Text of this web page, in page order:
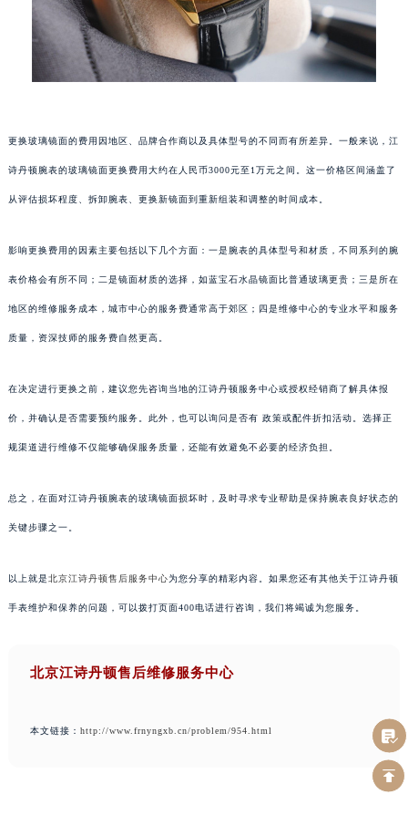
更换玻璃镜面的费用因地区、品牌合作商以及具体型号的不同而有所差异。一般来说，江
诗丹顿腕表的玻璃镜面更换费用大约在人民币3000元至1万元之间。这一价格区间涵盖了
从评估损坏程度、拆卸腕表、更换新镜面到重新组装和调整的时间成本。
影响更换费用的因素主要包括以下几个方面：一是腕表的具体型号和材质，不同系列的腕
表价格会有所不同；二是镜面材质的选择，如蓝宝石水晶镜面比普通玻璃更贵；三是所在
地区的维修服务成本，城市中心的服务费通常高于郊区；四是维修中心的专业水平和服务
质量，资深技师的服务费自然更高。
在决定进行更换之前，建议您先咨询当地的江诗丹顿服务中心或授权经销商了解具体报
价，并确认是否需要预约服务。此外，也可以询问是否有 政策或配件折扣活动。选择正
规渠道进行维修不仅能够确保服务质量，还能有效避免不必要的经济负担。
总之，在面对江诗丹顿腕表的玻璃镜面损坏时，及时寻求专业帮助是保持腕表良好状态的
关键步骤之一。
以上就是北京江诗丹顿售后服务中心为您分享的精彩内容。如果您还有其他关于江诗丹顿
手表维护和保养的问题，可以拨打页面400电话进行咨询，我们将竭诚为您服务。
北京江诗丹顿售后维修服务中心
本文链接： http://www.frnyngxb.cn/problem/954.html